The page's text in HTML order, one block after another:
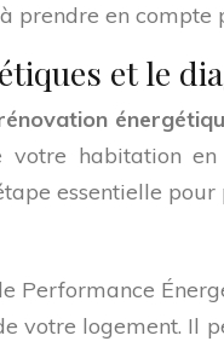
prendre en
et le
habitation
essentielle
Performance
votre logement. Il